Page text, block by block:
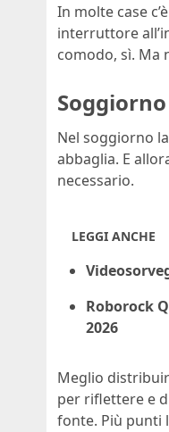
In molte case
interruttore
comodo, sì. Ma
Nel soggiorno
abbaglia. E
necessario.
LEGGI ANCHE
Roborock
2026
Meglio
per riflettere e
fonte. Più punti